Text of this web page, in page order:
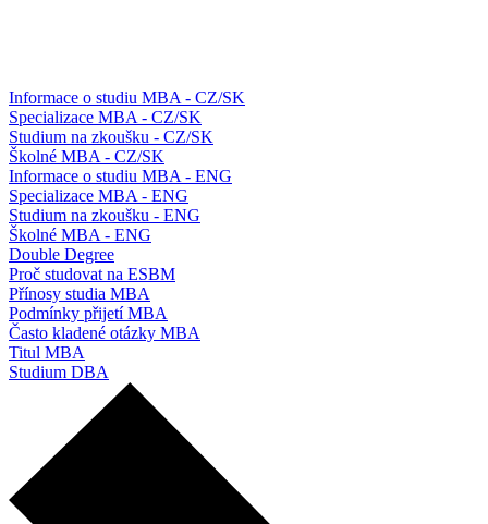
Informace o studiu MBA - CZ/SK
Specializace MBA - CZ/SK
Studium na zkoušku - CZ/SK
Školné MBA - CZ/SK
Informace o studiu MBA - ENG
Specializace MBA - ENG
Studium na zkoušku - ENG
Školné MBA - ENG
Double Degree
Proč studovat na ESBM
Přínosy studia MBA
Podmínky přijetí MBA
Často kladené otázky MBA
Titul MBA
Studium DBA